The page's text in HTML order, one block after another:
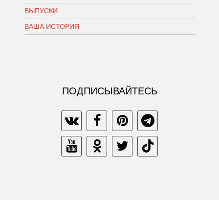
ВЫПУСКИ
ВАША ИСТОРИЯ
ПОДПИСЫВАЙТЕСЬ